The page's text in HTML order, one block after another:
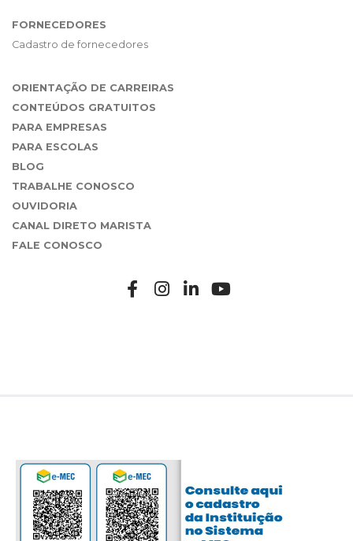
FORNECEDORES
Cadastro de fornecedores
ORIENTAÇÃO DE CARREIRAS
CONTEÚDOS GRATUITOS
PARA EMPRESAS
PARA ESCOLAS
BLOG
TRABALHE CONOSCO
OUVIDORIA
CANAL DIRETO MARISTA
FALE CONOSCO